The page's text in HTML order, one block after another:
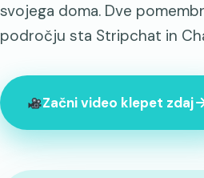
svojega doma. Dve
področju sta Stripchat in
Začni video klepet zdaj